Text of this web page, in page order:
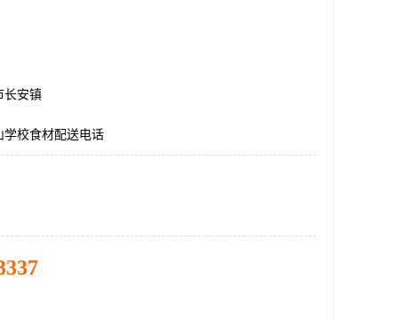
长安镇
学校食材配送电话